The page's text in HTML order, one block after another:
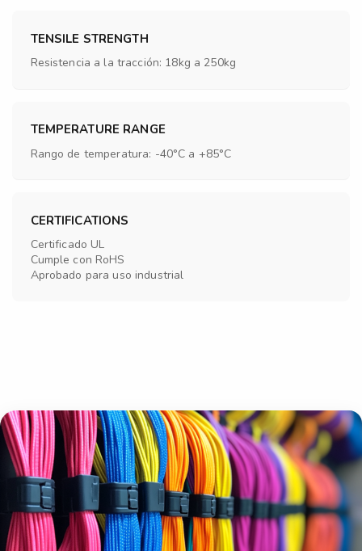
TENSILE STRENGTH
Resistencia a la tracción: 18kg a 250kg
TEMPERATURE RANGE
Rango de temperatura: -40°C a +85°C
CERTIFICATIONS
Certificado UL
Cumple con RoHS
Aprobado para uso industrial